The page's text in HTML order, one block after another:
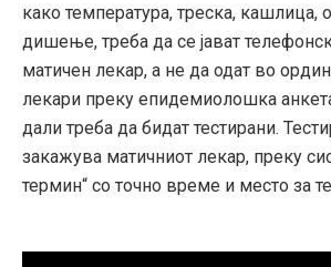
како температура, треска, кашлица,
дишење, треба да се јават
матичен лекар, а не да одат во
лекари преку епидемиолошка
дали треба да бидат тестирани.
закажува матичниот лекар, преку
термин“ со точно време и место за